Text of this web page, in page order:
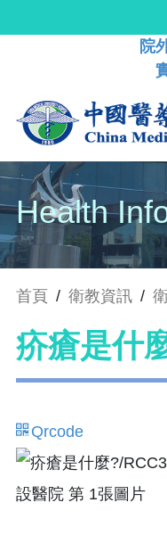
院
Health
首頁 / 衛教資訊 /
疥瘡是什
Qrcode